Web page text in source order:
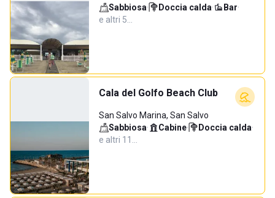
Sabbiosa· Doccia calda· Bar·
e altri 5…
Cala del Golfo Beach Club
San Salvo Marina, San Salvo
Sabbiosa· Cabine· Doccia calda·
e altri 11…